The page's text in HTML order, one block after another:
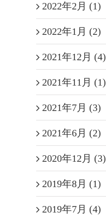
2022年2月 (1)
2022年1月 (2)
2021年12月 (4)
2021年11月 (1)
2021年7月 (3)
2021年6月 (2)
2020年12月 (3)
2019年8月 (1)
2019年7月 (4)